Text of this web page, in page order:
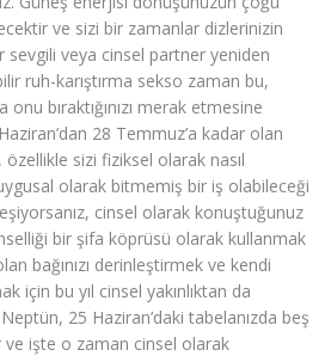
ve sizi bir zamanlar dizlerinizin
sevgili veya cinsel partner yeniden
ruh-karıştırma sekso zaman bu,
bıraktığınızı merak etmesine
28 Temmuz’a kadar olan
sizi fiziksel olarak nasıl
olarak bitmemiş bir iş olabileceği
cinsel olarak konuştuğunuz
bir şifa köprüsü olarak kullanmak
bağınızı derinleştirmek ve kendi
için bu yıl cinsel yakınlıktan da
25 Haziran’daki tabelanızda beş
ve işte o zaman cinsel olarak